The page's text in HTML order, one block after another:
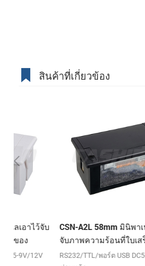
สินค้าที่เกี่ยวข้อง
CSN-A2L 58mm มินิพาเนลเอาไว้
จับภาพความร้อนที่ใบเสร็จของ
เครื่องพิมพ์
RS232/TTL/พอร์ต USB DC5-9V/12V